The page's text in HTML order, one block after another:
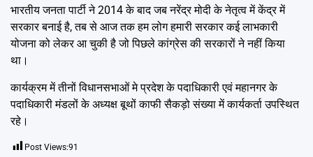
भारतीय जनता पार्टी ने 2014 के बाद जब नरेंद्र मोदी के नेतृत्व में केंद्र में
सरकार बनाई है, तब से आज तक हम लोग हमारी सरकार कई लाभकारी
योजना को लेकर आ चुकी है जो पिछले कांग्रेस की सरकारों ने नहीं किया
था।
कार्यक्रम में तीनों विधानसभाओं मे प्रदेश के पदाधिकारी एवं महानगर के
पदाधिकारी मंडलों के अध्यक्ष बूथों काफी सैकड़ो संख्या में कार्यकर्ता उपस्थित
रहे।
Post Views:91